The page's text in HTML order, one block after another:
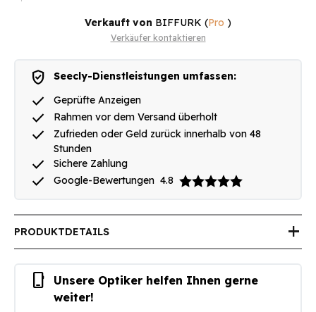
Verkauft von BIFFURK (Pro )
Verkäufer kontaktieren
verified_user Seecly-Dienstleistungen umfassen:
done Geprüfte Anzeigen
done Rahmen vor dem Versand überholt
done
Zufrieden oder Geld zurück innerhalb von 48
Stunden
done Sichere Zahlung
done Google-Bewertungen 4.8
PRODUKTDETAILS add
phone_iphone
Unsere Optiker helfen Ihnen gerne
weiter!